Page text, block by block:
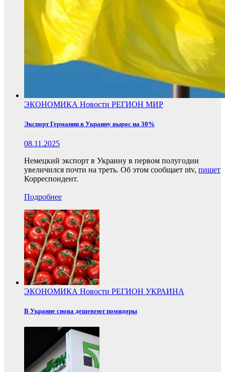
ЭКОНОМИКА Новости РЕГИОН МИР
Экспорт Германии в Украину вырос на 30%
08.11.2025
Немецкий экспорт в Украину в первом полугодии
увеличился почти на треть. Об этом сообщает ntv, пишет
Корреспондент.
Подробнее
ЭКОНОМИКА Новости РЕГИОН УКРАИНА
В Украине снова дешевеют помидоры